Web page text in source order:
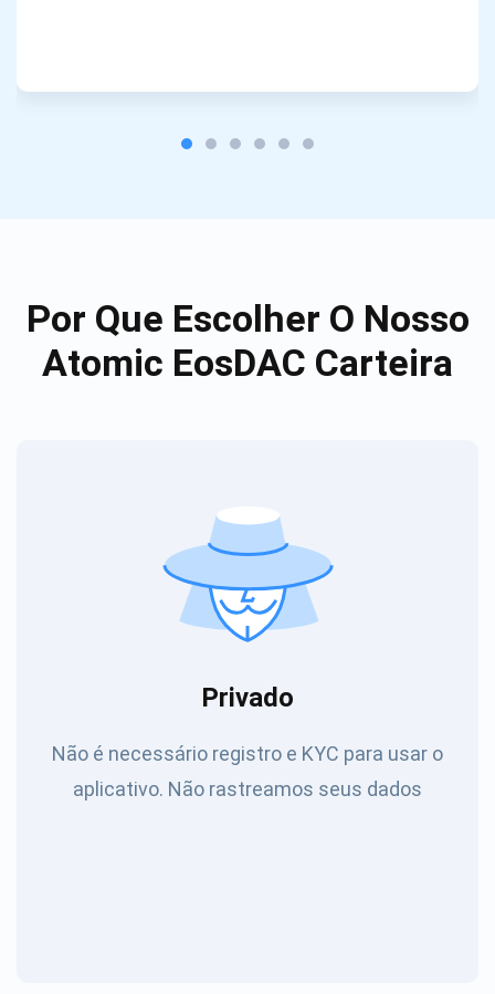
Por Que Escolher O Nosso
Atomic EosDAC Carteira
Privado
Não é necessário registro e KYC para usar o
aplicativo. Não rastreamos seus dados